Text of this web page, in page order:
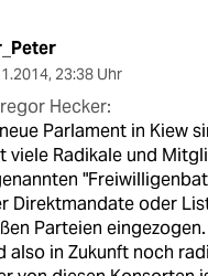
, 23:38 Uhr
Hecker:
Parlament in Kiew
viele Radikale und
Direktmandate oder
Parteien
also in Zukunft noch